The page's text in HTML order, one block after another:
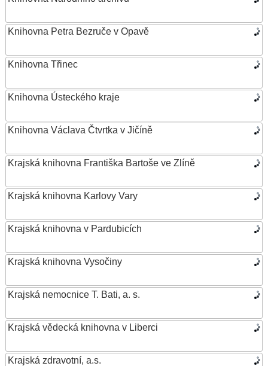
Knihovna Petra Bezruče v Opavě
Knihovna Třinec
Knihovna Ústeckého kraje
Knihovna Václava Čtvrtka v Jičíně
Krajská knihovna Františka Bartoše ve Zlíně
Krajská knihovna Karlovy Vary
Krajská knihovna v Pardubicích
Krajská knihovna Vysočiny
Krajská nemocnice T. Bati, a. s.
Krajská vědecká knihovna v Liberci
Krajská zdravotní, a.s.